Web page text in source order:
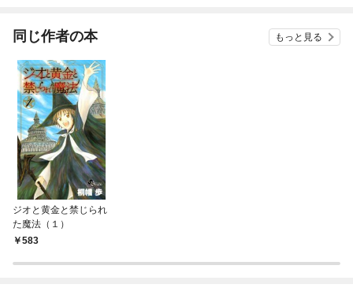
同じ作者の本 もっと見る
ジオと黄金と禁じられ
た魔法（１）
583